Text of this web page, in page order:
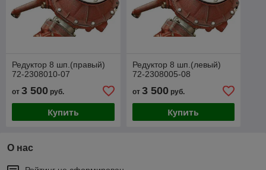
Редуктор 8 шп.(правый)
72-2308010-07
от 3 500 руб.
Купить
Редуктор 8 шп.(левый)
72-2308005-08
от 3 500руб.
Купить
О нас